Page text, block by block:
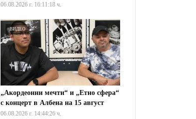
06.08.2026 г. 16:11:18 ч.
ВИДЕО
„Акордеонни мечти“ и „Етно сфера“
с концерт в Албена на 15 август
06.08.2026 г. 14:44:26 ч.